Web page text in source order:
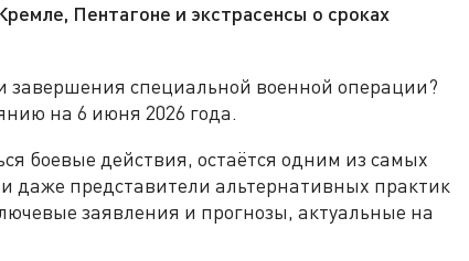
Пентагоне и экстрасенсы о сроках
специальной военной операции?
на 6 июня 2026 года.
боевые действия, остаётся одним из самых
даже представители альтернативных практик
заявления и прогнозы, актуальные на